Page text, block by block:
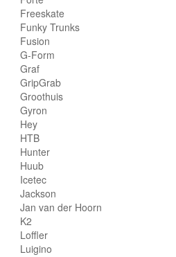
Freeskate
Funky Trunks
Fusion
G-Form
Graf
GripGrab
Groothuis
Gyron
Hey
HTB
Hunter
Huub
Icetec
Jackson
Jan van der Hoorn
K2
Loffler
Luigino